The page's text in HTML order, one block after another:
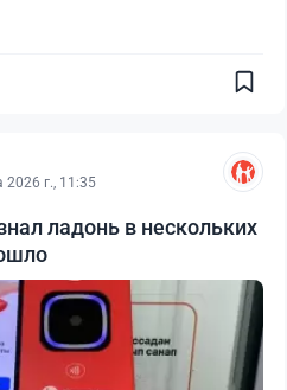
2026 г., 11:35
ладонь в нескольких